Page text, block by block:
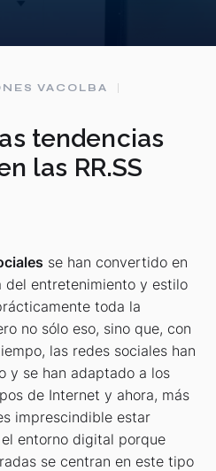
VACOLBA
tendencias
las RR.SS
se han convertido en
del entretenimiento y estilo
toda la
no sólo eso, sino que, con
las redes sociales han
y se han adaptado a los
de Internet y ahora, más
imprescindible estar
entorno digital porque
se centran en este tipo